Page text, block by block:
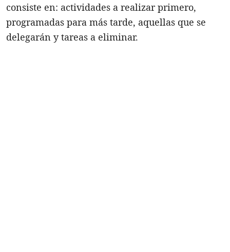
consiste en: actividades a realizar primero,
programadas para más tarde, aquellas que se
delegarán y tareas a eliminar.